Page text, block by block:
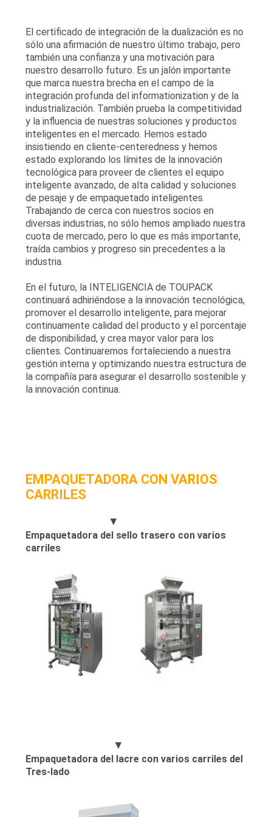
El certificado de integración de la dualización es no
sólo una afirmación de nuestro último trabajo, pero
también una confianza y una motivación para
nuestro desarrollo futuro. Es un jalón importante
que marca nuestra brecha en el campo de la
integración profunda del informationization y de la
industrialización. También prueba la competitividad
y la influencia de nuestras soluciones y productos
inteligentes en el mercado. Hemos estado
insistiendo en cliente-centeredness y hemos
estado explorando los límites de la innovación
tecnológica para proveer de clientes el equipo
inteligente avanzado, de alta calidad y soluciones
de pesaje y de empaquetado inteligentes.
Trabajando de cerca con nuestros socios en
diversas industrias, no sólo hemos ampliado nuestra
cuota de mercado, pero lo que es más importante,
traída cambios y progreso sin precedentes a la
industria.
En el futuro, la INTELIGENCIA de TOUPACK
continuará adhiriéndose a la innovación tecnológica,
promover el desarrollo inteligente, para mejorar
continuamente calidad del producto y el porcentaje
de disponibilidad, y crea mayor valor para los
clientes. Continuaremos fortaleciendo a nuestra
gestión interna y optimizando nuestra estructura de
la compañía para asegurar el desarrollo sostenible y
la innovación continua.
EMPAQUETADORA CON VARIOS
CARRILES
▼
Empaquetadora del sello trasero con varios
carriles
▼
Empaquetadora del lacre con varios carriles del
Tres-lado